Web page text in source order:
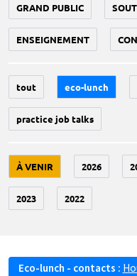
GRAND PUBLIC
ENSEIGNEMENT
tout eco-lunch
practice job talks
À VENIR 2026
2023 2022
Eco-lunch - contacts :